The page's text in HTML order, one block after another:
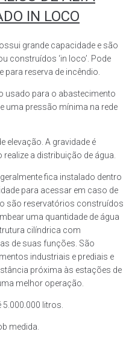
IN LOCO
grande capacidade e são
construídos ‘in loco’. Pode
para reserva de incêndio.
usado para o abastecimento
uma pressão mínima na rede
elevação. A gravidade é
a distribuição de água.
fica instalado dentro
para acessar em caso de
são reservatórios construídos
uma quantidade de água
cilíndrica com
de suas funções. São
industriais e prediais e
próxima às estações de
melhor operação.
5.000.000 litros.
medida.